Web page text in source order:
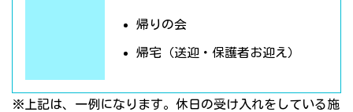
帰りの会
帰宅（送迎・保護者お迎え）
※上記は、一例になります。休日の受け入れをしている施